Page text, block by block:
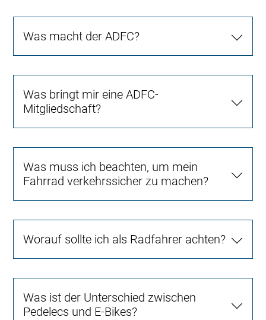
Was macht der ADFC?
Was bringt mir eine ADFC-
Mitgliedschaft?
Was muss ich beachten, um mein
Fahrrad verkehrssicher zu machen?
Worauf sollte ich als Radfahrer achten?
Was ist der Unterschied zwischen
Pedelecs und E-Bikes?